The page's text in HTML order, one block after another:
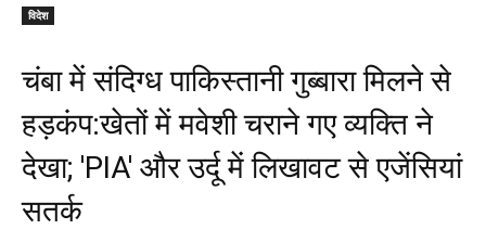
विदेश
चंबा में संदिग्ध पाकिस्तानी गुब्बारा मिलने से
हड़कंप:खेतों में मवेशी चराने गए व्यक्ति ने
देखा; 'PIA' और उर्दू में लिखावट से एजेंसियां
सतर्क